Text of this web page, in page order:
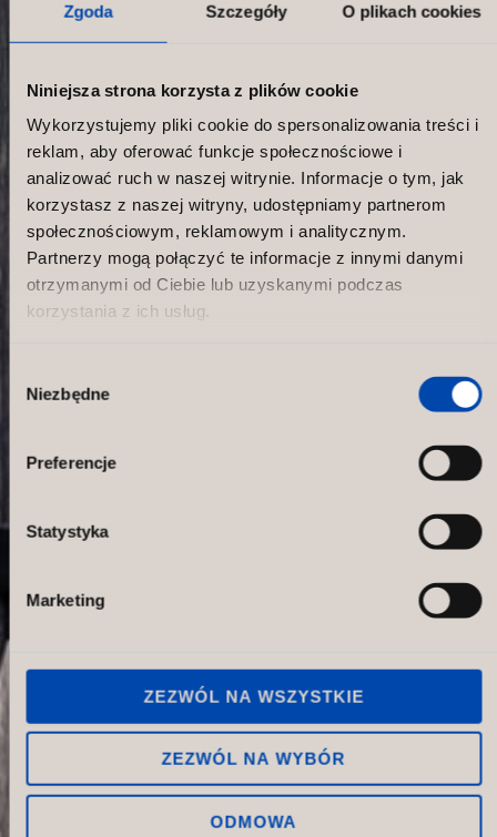
Zgoda Szczegóły O plikach cookies
Niniejsza strona korzysta z plików cookie
Wykorzystujemy pliki cookie do spersonalizowania treści i
reklam, aby oferować funkcje społecznościowe i
analizować ruch w naszej witrynie. Informacje o tym, jak
korzystasz z naszej witryny, udostępniamy partnerom
społecznościowym, reklamowym i analitycznym.
Partnerzy mogą połączyć te informacje z innymi danymi
otrzymanymi od Ciebie lub uzyskanymi podczas
korzystania z ich usług.
zgody
Niezbędne
Preferencje
Statystyka
Marketing
ZEZWÓL NA WSZYSTKIE
ZEZWÓL NA WYBÓR
ODMOWA